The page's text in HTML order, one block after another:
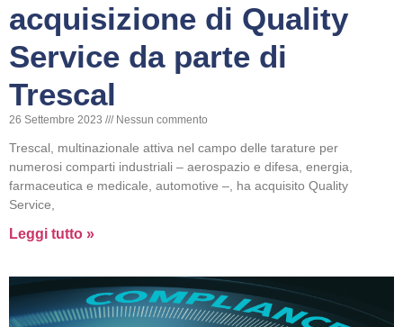
acquisizione di Quality
Service da parte di
Trescal
26 Settembre 2023 Nessun commento
Trescal, multinazionale attiva nel campo delle tarature per
numerosi comparti industriali – aerospazio e difesa, energia,
farmaceutica e medicale, automotive –, ha acquisito Quality
Service,
Leggi tutto »